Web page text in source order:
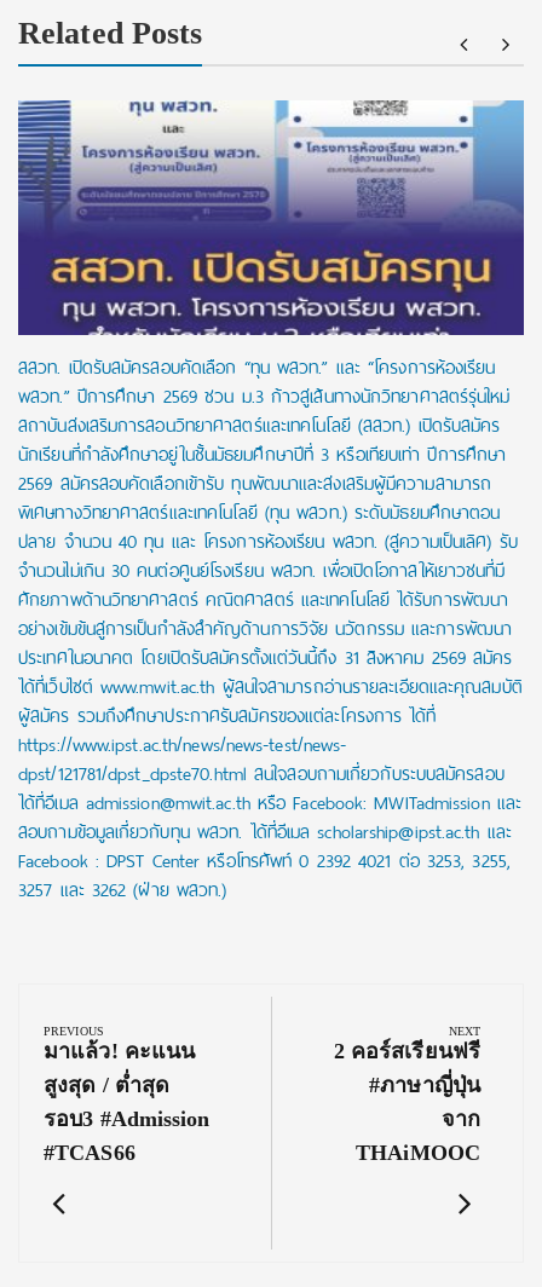
Related Posts
สสวท. เปิดรับสมัครสอบคัดเลือก “ทุน พสวท.” และ “โครงการห้องเรียน
พสวท.” ปีการศึกษา 2569 ชวน ม.3 ก้าวสู่เส้นทางนักวิทยาศาสตร์รุ่นใหม่
สถาบันส่งเสริมการสอนวิทยาศาสตร์และเทคโนโลยี (สสวท.) เปิดรับสมัคร
นักเรียนที่กำลังศึกษาอยู่ในชั้นมัธยมศึกษาปีที่ 3 หรือเทียบเท่า ปีการศึกษา
2569 สมัครสอบคัดเลือกเข้ารับ ทุนพัฒนาและส่งเสริมผู้มีความสามารถ
พิเศษทางวิทยาศาสตร์และเทคโนโลยี (ทุน พสวท.) ระดับมัธยมศึกษาตอน
ปลาย จำนวน 40 ทุน และ โครงการห้องเรียน พสวท. (สู่ความเป็นเลิศ) รับ
จำนวนไม่เกิน 30 คนต่อศูนย์โรงเรียน พสวท. เพื่อเปิดโอกาสให้เยาวชนที่มี
ศักยภาพด้านวิทยาศาสตร์ คณิตศาสตร์ และเทคโนโลยี ได้รับการพัฒนา
อย่างเข้มข้นสู่การเป็นกำลังสำคัญด้านการวิจัย นวัตกรรม และการพัฒนา
ประเทศในอนาคต โดยเปิดรับสมัครตั้งแต่วันนี้ถึง 31 สิงหาคม 2569 สมัคร
ได้ที่เว็บไซต์ www.mwit.ac.th ผู้สนใจสามารถอ่านรายละเอียดและคุณสมบัติ
ผู้สมัคร รวมถึงศึกษาประกาศรับสมัครของแต่ละโครงการ ได้ที่
https://www.ipst.ac.th/news/news-test/news-
dpst/121781/dpst_dpste70.html สนใจสอบถามเกี่ยวกับระบบสมัครสอบ
ได้ที่อีเมล admission@mwit.ac.th หรือ Facebook: MWITadmission และ
สอบถามข้อมูลเกี่ยวกับทุน พสวท. ได้ที่อีเมล scholarship@ipst.ac.th และ
Facebook : DPST Center หรือโทรศัพท์ 0 2392 4021 ต่อ 3253, 3255,
3257 และ 3262 (ฝ่าย พสวท.)
navigation
PREVIOUS
Previous
Post:
มาแล้ว! คะแนน
สูงสุด / ต่ำสุด
รอบ3 #admission
#TCAS66
NEXT
Next
Post:
2 คอร์สเรียนฟรี
#ภาษาญี่ปุ่น
จาก
THAiMOOC